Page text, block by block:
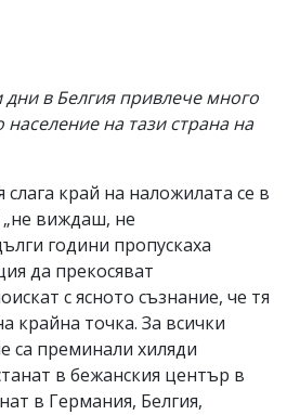
дни в Белгия привлече много
на тази страна на
край на наложилата се в
виждаш, не
години пропускаха
да прекосяват
с ясното съзнание, че тя
крайна точка. За всички
са преминали хиляди
в бежанския център в
в Германия, Белгия,